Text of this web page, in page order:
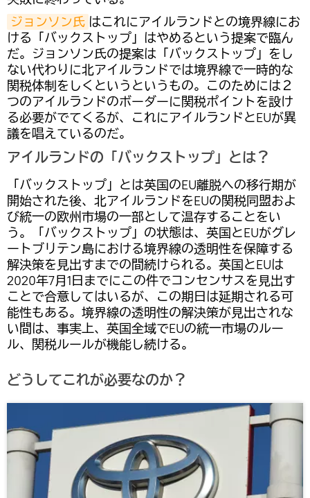
ジョンソン氏 はこれにアイルランドとの境界線にお
ける「バックストップ」はやめるという提案で臨ん
だ。ジョンソン氏の提案は「バックストップ」をし
ない代わりに北アイルランドでは境界線で一時的な
関税体制をしくというというもの。このためには２
つのアイルランドのボーダーに関税ポイントを設け
る必要がでてくるが、これにアイルランドとEUが異
議を唱えているのだ。
アイルランドの「バックストップ」とは？
「バックストップ」とは英国のEU離脱への移行期が
開始された後、北アイルランドをEUの関税同盟およ
び統一の欧州市場の一部として温存することをい
う。「バックストップ」の状態は、英国とEUがグレ
ートブリテン島における境界線の透明性を保障する
解決策を見出すまでの間続けられる。英国とEUは
2020年7月1日までにこの件でコンセンサスを見出す
ことで合意してはいるが、この期日は延期される可
能性もある。境界線の透明性の解決策が見出されな
い間は、事実上、英国全域でEUの統一市場のルー
ル、関税ルールが機能し続ける。
どうしてこれが必要なのか？